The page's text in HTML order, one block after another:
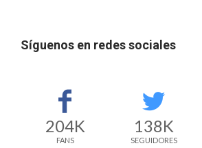
Síguenos en redes sociales
204K
FANS
138K
SEGUIDORES